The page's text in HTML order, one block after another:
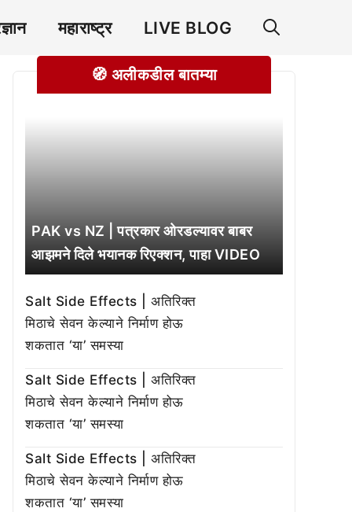
महाराष्ट्र LIVE BLOG
🧭 अलीकडील बातम्या
PAK vs NZ | पत्रकार ओरडल्यावर बाबर
आझमने दिले भयानक रिएक्शन, पाहा VIDEO
Salt Side Effects | अतिरिक्त
मिठाचे सेवन केल्याने निर्माण होऊ
शकतात ‘या’ समस्या
Salt Side Effects | अतिरिक्त
मिठाचे सेवन केल्याने निर्माण होऊ
शकतात ‘या’ समस्या
Salt Side Effects | अतिरिक्त
मिठाचे सेवन केल्याने निर्माण होऊ
शकतात ‘या’ समस्या